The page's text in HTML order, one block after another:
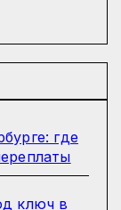
где
ключ в